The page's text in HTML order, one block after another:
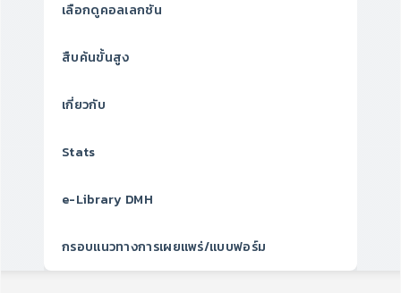
เลือกดูคอลเลกชัน
สืบค้นขั้นสูง
เกี่ยวกับ
Stats
e-Library DMH
กรอบแนวทางการเผยแพร่/แบบฟอร์ม